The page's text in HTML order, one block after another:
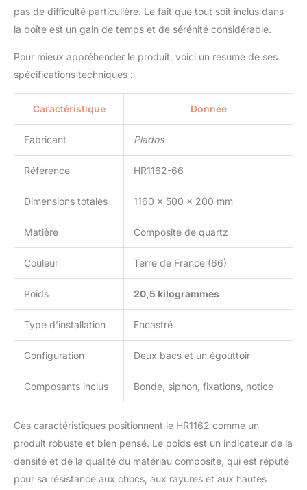
pas de difficulté particulière. Le fait que tout soit inclus dans
la boîte est un gain de temps et de sérénité considérable.
Pour mieux appréhender le produit, voici un résumé de ses
spécifications techniques :
Caractéristique Donnée
Fabricant Plados
Référence HR1162-66
Dimensions totales 1160 x 500 x 200 mm
Matière Composite de quartz
Couleur Terre de France (66)
Poids 20,5 kilogrammes
Type d’installation Encastré
Configuration Deux bacs et un égouttoir
Composants inclus Bonde, siphon, fixations, notice
Ces caractéristiques positionnent le HR1162 comme un
produit robuste et bien pensé. Le poids est un indicateur de la
densité et de la qualité du matériau composite, qui est réputé
pour sa résistance aux chocs, aux rayures et aux hautes